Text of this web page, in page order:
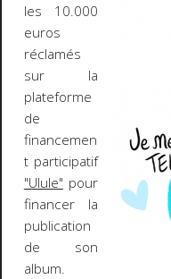
les 10.000
euros
réclamés
sur la
plateforme
de
financemen
t participatif
"Ulule" pour
financer la
publication
de son
album.